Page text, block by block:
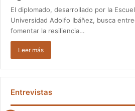
El diplomado, desarrollado por la
Universidad Adolfo Ibáñez, busca
fomentar la resiliencia…
Leer más
Entrevistas